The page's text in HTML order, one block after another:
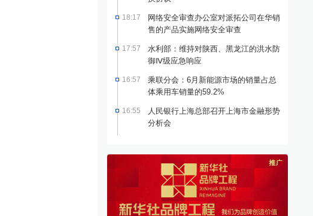
18:17
网络安全审查办公室对派拓公司在华销
售的产品实施网络安全审查
17:57
水利部：维持对陕西、黑龙江的洪水防
御Ⅳ级应急响应
16:57
乘联分会：6月新能源市场的销量占总
体乘用车销量的59.2%
16:55
人民银行上海总部召开上海市金融形势
分析会